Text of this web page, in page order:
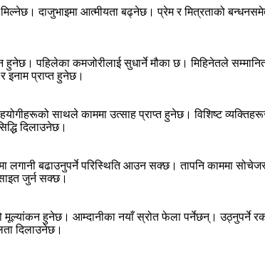
दाजुभाइमा आत्मीयता बढ्नेछ। प्रेम र मित्रताको
पहिलेका कमजोरीलाई सुधार्ने मौका छ। मिहिनेतले
इनाम प्राप्त हुनेछ।
साथले काममा उत्साह प्राप्त हुनेछ। विशिष्ट
दिलाउनेछ।
लगानी बढाउनुपर्ने परिस्थिति आउन सक्छ। तापनि काममा
जुर्न सक्छ।
मूल्यांकन हुनेछ। आम्दानीका नयाँ स्रोत फेला पर्नेछन्। उठ्नुपर्ने
दिलाउनेछ।